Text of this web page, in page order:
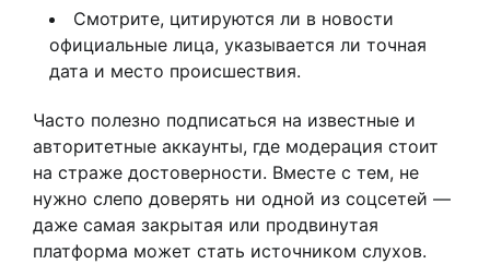
Смотрите, цитируются ли в новости
официальные лица, указывается ли точная
дата и место происшествия.
Часто полезно подписаться на известные и
авторитетные аккаунты, где модерация стоит
на страже достоверности. Вместе с тем, не
нужно слепо доверять ни одной из соцсетей —
даже самая закрытая или продвинутая
платформа может стать источником слухов.